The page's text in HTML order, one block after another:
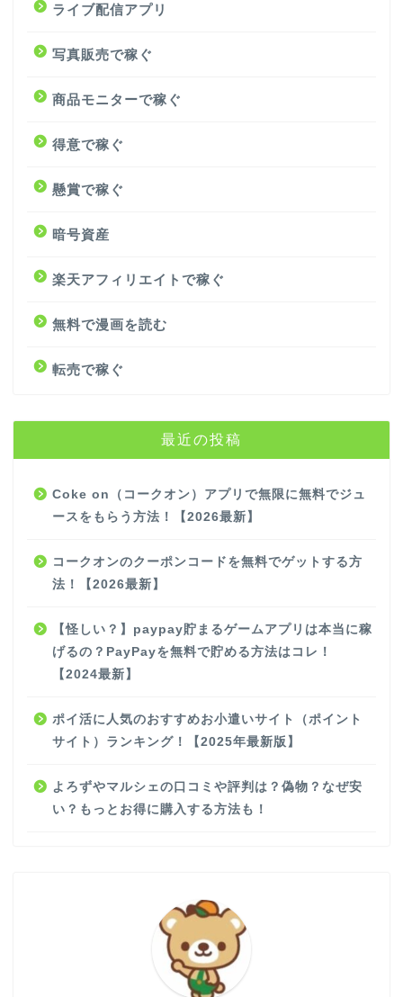
ライブ配信アプリ
写真販売で稼ぐ
商品モニターで稼ぐ
得意で稼ぐ
懸賞で稼ぐ
暗号資産
楽天アフィリエイトで稼ぐ
無料で漫画を読む
転売で稼ぐ
最近の投稿
Coke on（コークオン）アプリで無限に無料でジュ
ースをもらう方法！【2026最新】
コークオンのクーポンコードを無料でゲットする方
法！【2026最新】
【怪しい？】paypay貯まるゲームアプリは本当に稼
げるの？PayPayを無料で貯める方法はコレ！
【2024最新】
ポイ活に人気のおすすめお小遣いサイト（ポイント
サイト）ランキング！【2025年最新版】
よろずやマルシェの口コミや評判は？偽物？なぜ安
い？もっとお得に購入する方法も！